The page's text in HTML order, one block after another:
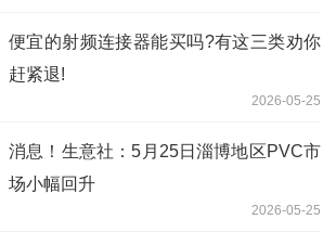
便宜的射频连接器能买吗?有这三类劝你
赶紧退!
2026-05-25
消息！生意社：5月25日淄博地区PVC市
场小幅回升
2026-05-25